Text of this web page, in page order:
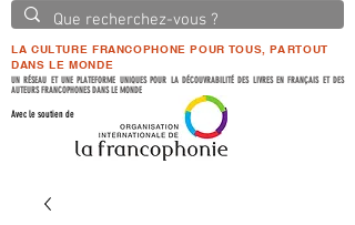
LA CULTURE FRANCOPHONE POUR TOUS, PARTOUT
DANS LE MONDE
UN RÉSEAU ET UNE PLATEFORME UNIQUES POUR LA DÉCOUVRABILITÉ DES LIVRES EN FRANÇAIS ET DES
AUTEURS FRANCOPHONES DANS LE MONDE
Avec le soutien de